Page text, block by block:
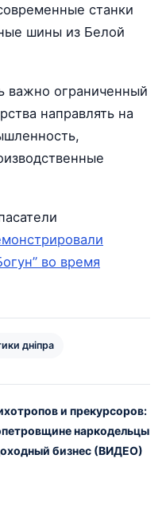
станки
шины из Белой
важно ограниченный
направлять на
во время
дніпра
и прекурсоров:
наркодельцы
бизнес (ВИДЕО)